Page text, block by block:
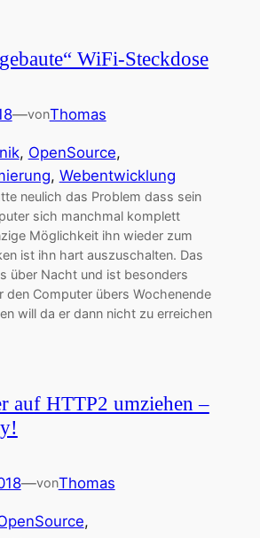
WiFi-Steckdose
—vonThomas
, OpenSource
, Webentwicklung
neulich das Problem dass sein
sich manchmal komplett
Möglichkeit ihn wieder zum
ist ihn hart auszuschalten. Das
über Nacht und ist besonders
den Computer übers Wochenende
will da er dann nicht zu erreichen
auf HTTP2 umziehen –
—vonThomas